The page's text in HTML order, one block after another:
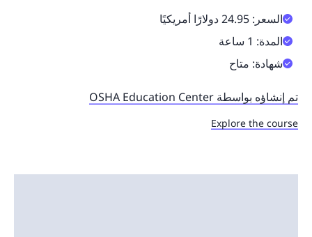
السعر: 24.95 دولارًا أمريكيًا
المدة: 1 ساعة
شهادة: متاح
تم إنشاؤه بواسطة OSHA Education Center
Explore the course